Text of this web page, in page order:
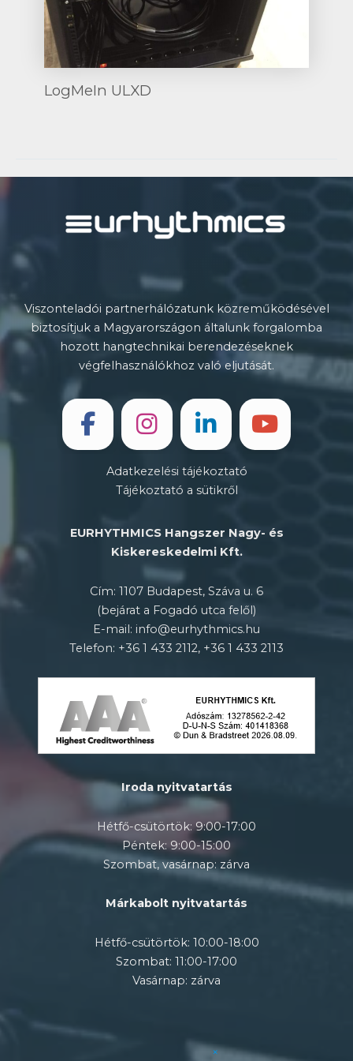
LogMeIn ULXD
Viszonteladói partnerhálózatunk közreműködésével
biztosítjuk a Magyarországon általunk forgalomba
hozott hangtechnikai berendezéseknek
végfelhasználókhoz való eljutását.
Adatkezelési tájékoztató
Tájékoztató a sütikről
EURHYTHMICS Hangszer Nagy- és
Kiskereskedelmi Kft.
Cím: 1107 Budapest, Száva u. 6
(bejárat a Fogadó utca felől)
E-mail: info@eurhythmics.hu
Telefon: +36 1 433 2112, +36 1 433 2113
Iroda nyitvatartás
Hétfő-csütörtök: 9:00-17:00
Péntek: 9:00-15:00
Szombat, vasárnap: zárva
Márkabolt nyitvatartás
Hétfő-csütörtök: 10:00-18:00
Szombat: 11:00-17:00
Vasárnap: zárva
×